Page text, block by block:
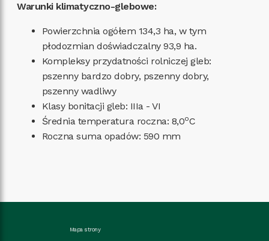
Warunki klimatyczno-glebowe:
Powierzchnia ogółem 134,3 ha, w tym
płodozmian doświadczalny 93,9 ha.
Kompleksy przydatności rolniczej gleb:
pszenny bardzo dobry, pszenny dobry,
pszenny wadliwy
Klasy bonitacji gleb: IIIa - VI
Średnia temperatura roczna: 8,0oC
Roczna suma opadów: 590 mm
Mapa strony